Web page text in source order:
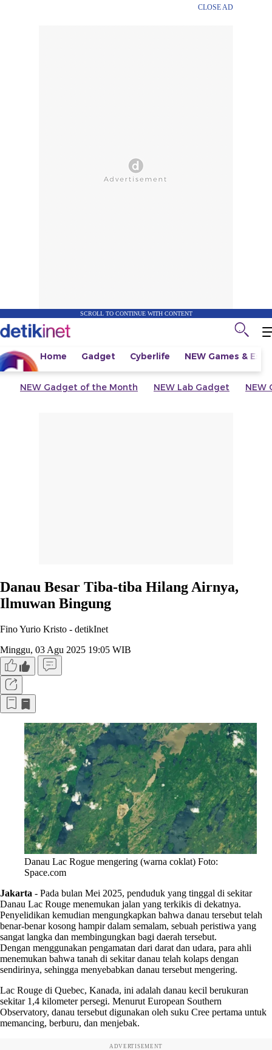
CLOSE AD
SCROLL TO CONTINUE WITH CONTENT
Home Gadget Cyberlife NEW Games &
NEW Gadget of the Month NEW Lab Gadget NEW
Danau Besar Tiba-tiba Hilang Airnya,
Ilmuwan Bingung
Fino Yurio Kristo - detikInet
Minggu, 03 Agu 2025 19:05 WIB
Danau Lac Rogue mengering (warna coklat) Foto:
Space.com
Jakarta - Pada bulan Mei 2025, penduduk yang tinggal di sekitar
Danau Lac Rouge menemukan jalan yang terkikis di dekatnya.
Penyelidikan kemudian mengungkapkan bahwa danau tersebut telah
benar-benar kosong hampir dalam semalam, sebuah peristiwa yang
sangat langka dan membingungkan bagi daerah tersebut.
Dengan menggunakan pengamatan dari darat dan udara, para ahli
menemukan bahwa tanah di sekitar danau telah kolaps dengan
sendirinya, sehingga menyebabkan danau tersebut mengering.
Lac Rouge di Quebec, Kanada, ini adalah danau kecil berukuran
sekitar 1,4 kilometer persegi. Menurut European Southern
Observatory, danau tersebut digunakan oleh suku Cree pertama untuk
memancing, berburu, dan menjebak.
ADVERTISEMENT